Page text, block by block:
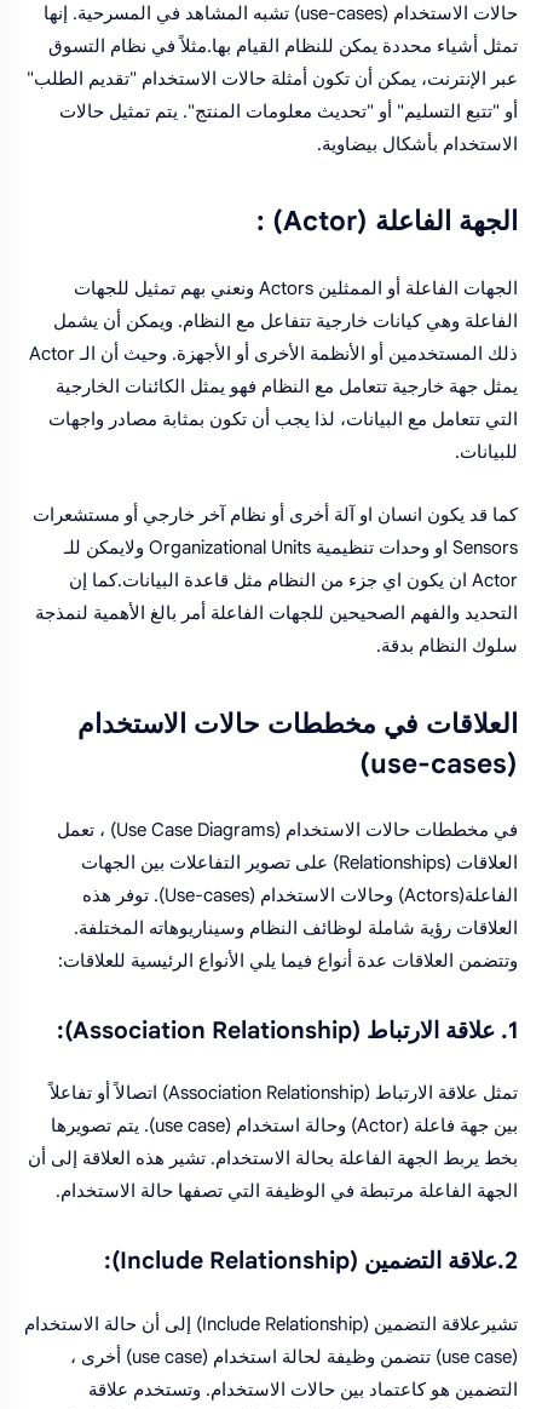
حالات الاستخدام (use-cases) تشبه المشاهد في المسرحية. إنها
تمثل أشياء محددة يمكن للنظام القيام بها.مثلاً في نظام التسوق
عبر الإنترنت، يمكن أن تكون أمثلة حالات الاستخدام "تقديم الطلب"
أو "تتبع التسليم" أو "تحديث معلومات المنتج". يتم تمثيل حالات
الاستخدام بأشكال بيضاوية.
الجهة الفاعلة (Actor) :
الجهات الفاعلة أو الممثلين Actors ونعني بهم تمثيل للجهات
الفاعلة وهي كيانات خارجية تتفاعل مع النظام. ويمكن أن يشمل
ذلك المستخدمين أو الأنظمة الأخرى أو الأجهزة. وحيث أن الـ Actor
يمثل جهة خارجية تتعامل مع النظام فهو يمثل الكائنات الخارجية
التي تتعامل مع البيانات، لذا يجب أن تكون بمثابة مصادر واجهات
للبيانات.
كما قد يكون انسان او آلة أخرى أو نظام آخر خارجي أو مستشعرات
Sensors او وحدات تنظيمية Organizational Units ولايمكن للـ
Actor ان يكون اي جزء من النظام مثل قاعدة البيانات.كما إن
التحديد والفهم الصحيحين للجهات الفاعلة أمر بالغ الأهمية لنمذجة
سلوك النظام بدقة.
العلاقات في مخططات حالات الاستخدام
(use-cases)
في مخططات حالات الاستخدام (Use Case Diagrams) ، تعمل
العلاقات (Relationships) على تصوير التفاعلات بين الجهات
الفاعلة(Actors) وحالات الاستخدام (Use-cases). توفر هذه
العلاقات رؤية شاملة لوظائف النظام وسيناريوهاته المختلفة.
وتتضمن العلاقات عدة أنواع فيما يلي الأنواع الرئيسية للعلاقات:
1. علاقة الارتباط (Association Relationship):
تمثل علاقة الارتباط (Association Relationship) اتصالاً أو تفاعلاً
بين جهة فاعلة (Actor) وحالة استخدام (use case). يتم تصويرها
بخط يربط الجهة الفاعلة بحالة الاستخدام. تشير هذه العلاقة إلى أن
الجهة الفاعلة مرتبطة في الوظيفة التي تصفها حالة الاستخدام.
2.علاقة التضمين (Include Relationship):
تشيرعلاقة التضمين (Include Relationship) إلى أن حالة الاستخدام
(use case) تتضمن وظيفة لحالة استخدام (use case) أخرى ،
التضمين هو كاعتماد بين حالات الاستخدام. وتستخدم علاقة